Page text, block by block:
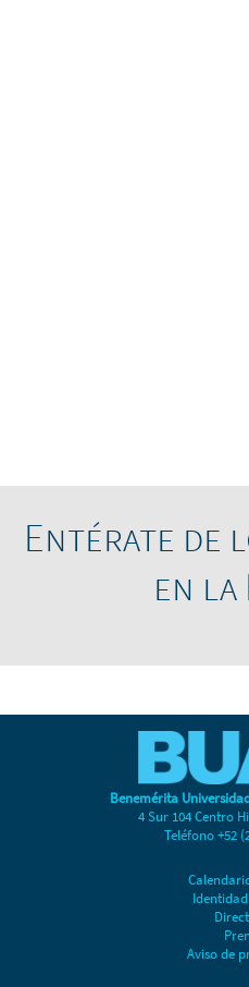
Entérate de
en la
Benemérita
4 Sur 104 Centro
Teléfono +52
Aviso de